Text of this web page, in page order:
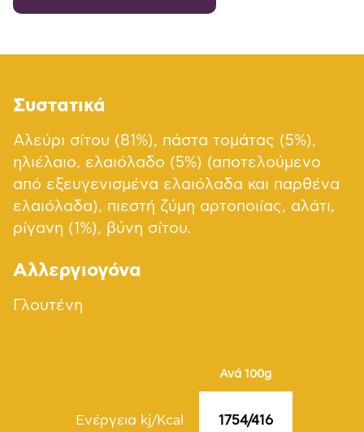
Συστατικά
Αλεύρι σίτου (81%), πάστα τομάτας (5%),
ηλιέλαιο, ελαιόλαδο (5%) (αποτελούμενο
από εξευγενισμένα ελαιόλαδα και παρθένα
ελαιόλαδα), πιεστή ζύμη αρτοποιίας, αλάτι,
ρίγανη (1%), βύνη σίτου.
Αλλεργιογόνα
Γλουτένη
Ανά 100g
Ενέργεια kj/Kcal 1754/416